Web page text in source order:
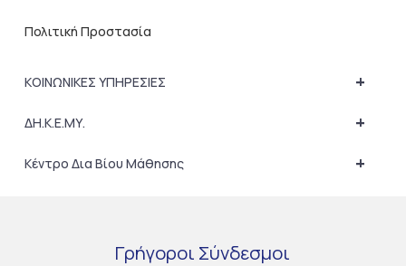
Πολιτική Προστασία
+
ΚΟΙΝΩΝΙΚΕΣ ΥΠΗΡΕΣΙΕΣ
+
ΔΗ.Κ.Ε.ΜΥ.
+
Κέντρο Δια Βίου Μάθησης
Γρήγοροι Σύνδεσμοι